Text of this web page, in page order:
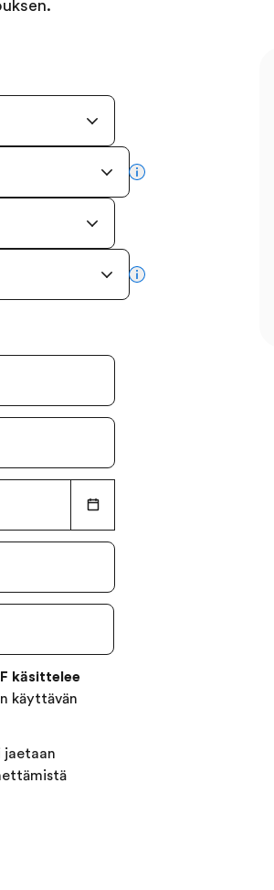
more info
more info
käsittelee
käyttävän
jaetaan